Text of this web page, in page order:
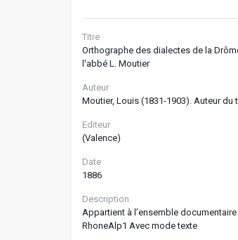
Titre
Orthographe des dialectes de la
l'abbé L. Moutier
Auteur
Moutier, Louis (1831-1903). Auteur du
Editeur
(Valence)
Date
1886
Description
Appartient à l’ensemble documentaire
RhoneAlp1 Avec mode texte